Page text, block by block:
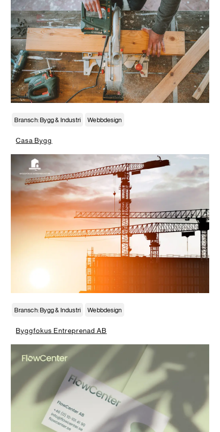
Bransch: Bygg & Industri Webbdesign
Casa Bygg
Bransch: Bygg & Industri Webbdesign
Byggfokus Entreprenad AB